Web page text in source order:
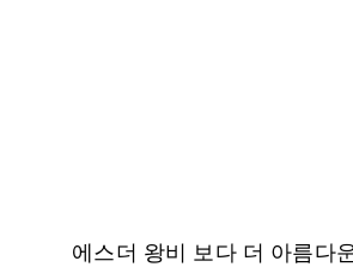
에스더 왕비 보다 더 아름다